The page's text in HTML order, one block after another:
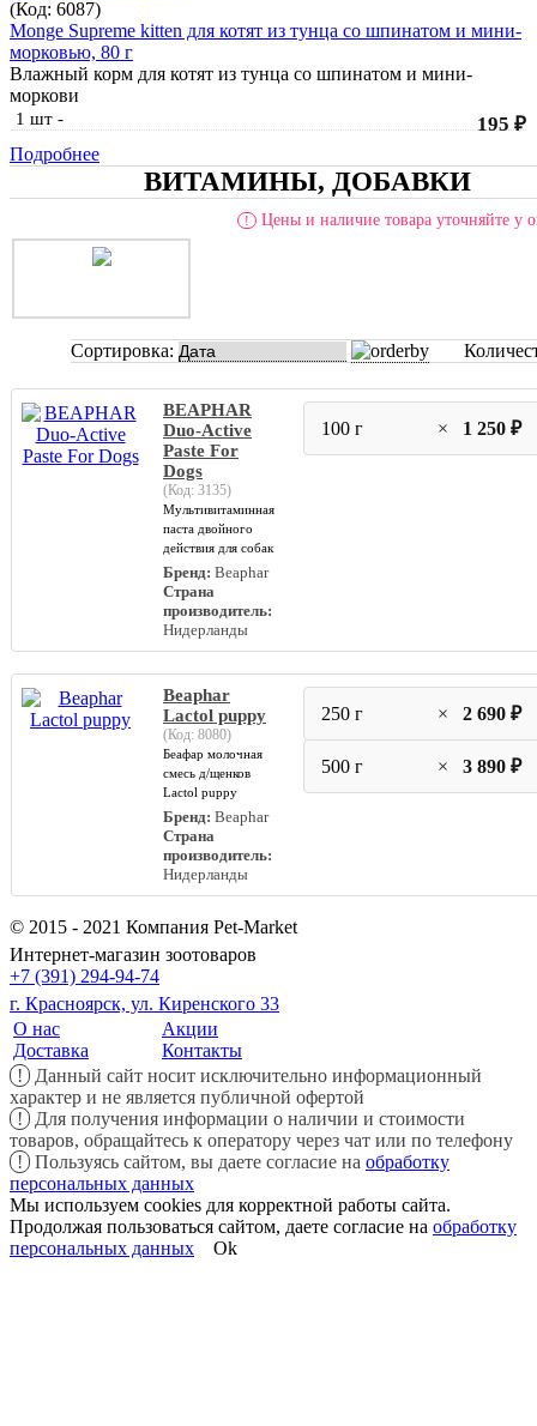
(Код: 6087)
Monge Supreme kitten для котят из тунца со шпинатом и мини-
морковью, 80 г
Влажный корм для котят из тунца со шпинатом и мини-
моркови
1 шт - 195 ₽
Подробнее
ВИТАМИНЫ, ДОБАВКИ
! Цены и наличие товара уточняйте у
Сортировка:
BEAPHAR
Duo-Active
Paste For
Dogs
(Код: 3135)
Мультивитаминная
паста двойного
действия для собак
Бренд: Beaphar
Страна
производитель:
Нидерланды
100 г × 1 250 ₽
Beaphar
Lactol puppy
(Код: 8080)
Беафар молочная
смесь д/щенков
Lactol puppy
Бренд: Beaphar
Страна
производитель:
Нидерланды
250 г × 2 690 ₽
500 г × 3 890 ₽
© 2015 - 2021 Компания Pet-Market
Интернет-магазин зоотоваров
+7 (391) 294-94-74
г. Красноярск, ул. Киренского 33
О нас
Доставка
Акции
Контакты
!
Данный сайт носит исключительно информационный
характер и не является публичной офертой
!
Для получения информации о наличии и стоимости
товаров, обращайтесь к оператору через чат или по телефону
!
Пользуясь сайтом, вы даете согласие на обработку
персональных данных
Мы используем cookies для корректной работы сайта.
Продолжая пользоваться сайтом, даете согласие на обработку
персональных данных
Ok